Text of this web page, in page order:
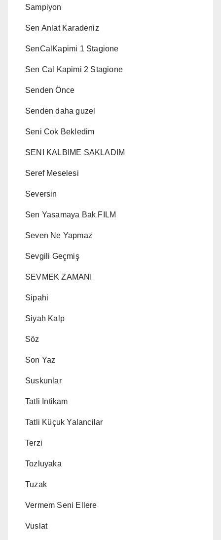
Sampiyon
Sen Anlat Karadeniz
SenCalKapimi 1 Stagione
Sen Cal Kapimi 2 Stagione
Senden Önce
Senden daha guzel
Seni Cok Bekledim
SENI KALBIME SAKLADIM
Seref Meselesi
Seversin
Sen Yasamaya Bak FILM
Seven Ne Yapmaz
Sevgili Geçmiş
SEVMEK ZAMANI
Sipahi
Siyah Kalp
Söz
Son Yaz
Suskunlar
Tatli Intikam
Tatli Küçuk Yalancilar
Terzi
Tozluyaka
Tuzak
Vermem Seni Ellere
Vuslat